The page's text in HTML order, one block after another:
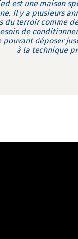
est une maison
Il y a plusieurs
du terroir comme
de
déposer
à la technique